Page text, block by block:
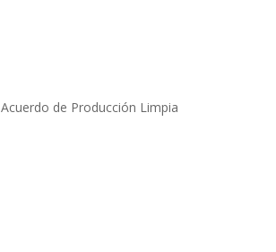
de Producción Limpia